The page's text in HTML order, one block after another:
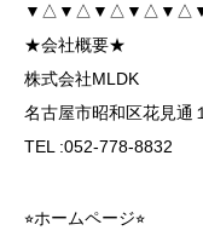
★会社概要★
株式会社MLDK
名古屋市昭和区花見
TEL :052-778-8832
⭐︎ホームページ⭐︎